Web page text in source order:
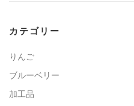
カテゴリー
りんご
ブルーベリー
加工品